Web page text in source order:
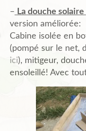
– La douche solaire
version améliorée:
Cabine isolée en
(pompé sur le net,
ici), mitigeur,
ensoleillé! Avec